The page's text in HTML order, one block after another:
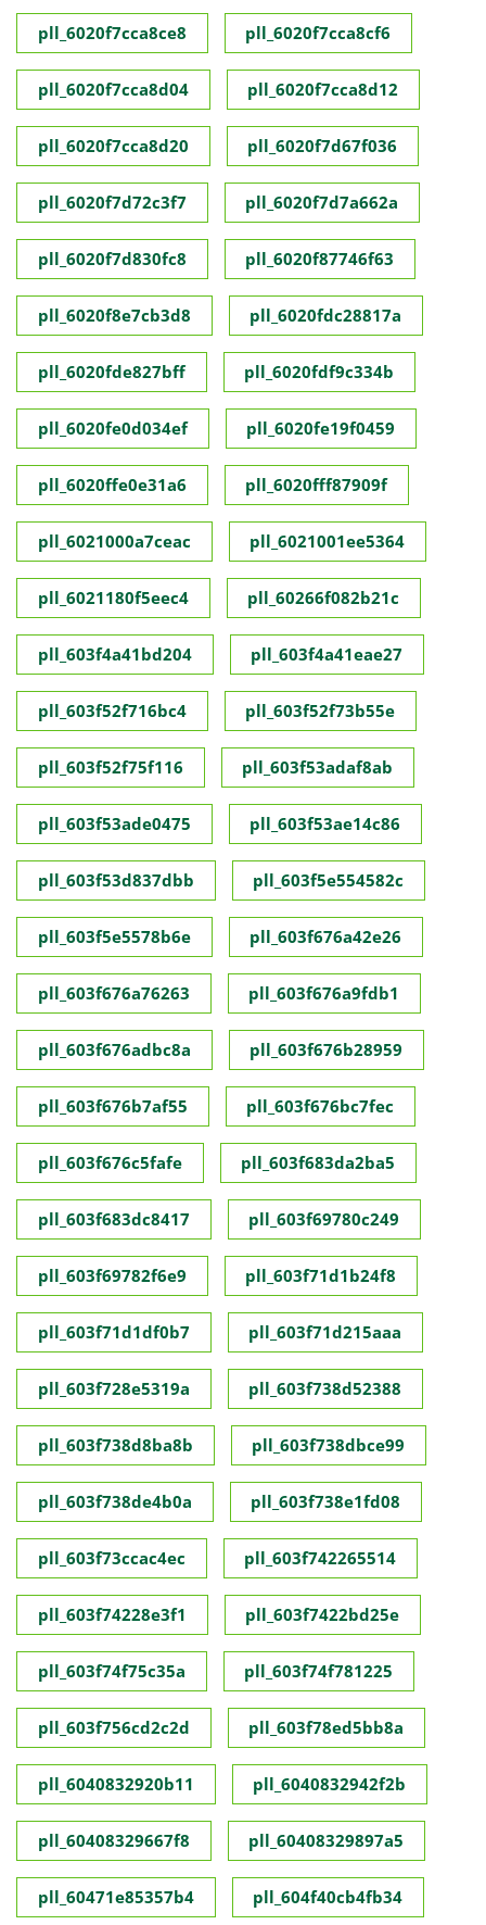
pll_6020f7cca8ce8 pll_6020f7cca8cf6
pll_6020f7cca8d04 pll_6020f7cca8d12
pll_6020f7cca8d20 pll_6020f7d67f036
pll_6020f7d72c3f7 pll_6020f7d7a662a
pll_6020f7d830fc8 pll_6020f87746f63
pll_6020f8e7cb3d8 pll_6020fdc28817a
pll_6020fde827bff pll_6020fdf9c334b
pll_6020fe0d034ef pll_6020fe19f0459
pll_6020ffe0e31a6 pll_6020fff87909f
pll_6021000a7ceac pll_6021001ee5364
pll_6021180f5eec4 pll_60266f082b21c
pll_603f4a41bd204 pll_603f4a41eae27
pll_603f52f716bc4 pll_603f52f73b55e
pll_603f52f75f116 pll_603f53adaf8ab
pll_603f53ade0475 pll_603f53ae14c86
pll_603f53d837dbb pll_603f5e554582c
pll_603f5e5578b6e pll_603f676a42e26
pll_603f676a76263 pll_603f676a9fdb1
pll_603f676adbc8a pll_603f676b28959
pll_603f676b7af55 pll_603f676bc7fec
pll_603f676c5fafe pll_603f683da2ba5
pll_603f683dc8417 pll_603f69780c249
pll_603f69782f6e9 pll_603f71d1b24f8
pll_603f71d1df0b7 pll_603f71d215aaa
pll_603f728e5319a pll_603f738d52388
pll_603f738d8ba8b pll_603f738dbce99
pll_603f738de4b0a pll_603f738e1fd08
pll_603f73ccac4ec pll_603f742265514
pll_603f74228e3f1 pll_603f7422bd25e
pll_603f74f75c35a pll_603f74f781225
pll_603f756cd2c2d pll_603f78ed5bb8a
pll_6040832920b11 pll_6040832942f2b
pll_60408329667f8 pll_60408329897a5
pll_60471e85357b4 pll_604f40cb4fb34